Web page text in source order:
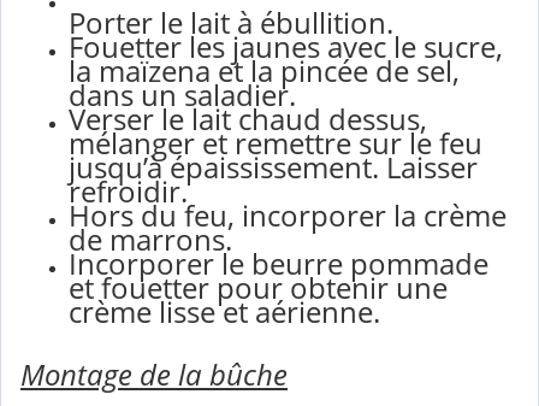
Porter le lait à ébullition.
Fouetter les jaunes avec le sucre,
la maïzena et la pincée de sel,
dans un saladier.
Verser le lait chaud dessus,
mélanger et remettre sur le feu
jusqu’à épaississement. Laisser
refroidir.
Hors du feu, incorporer la crème
de marrons.
Incorporer le beurre pommade
et fouetter pour obtenir une
crème lisse et aérienne.
Montage de la bûche